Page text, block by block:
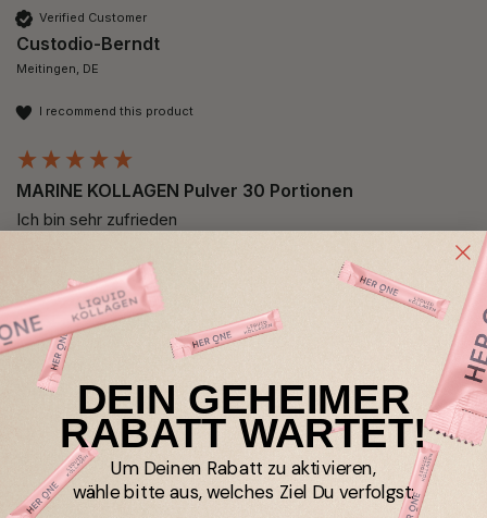
Verified Customer
Custodio-Berndt
Meitingen, DE
I recommend this product
MARINE KOLLAGEN Pulver 30 Portionen
Ich bin sehr zufrieden
Verified Customer
Ingrid
Karlsruhe, DE
I recommend this product
DEIN GEHEIMER
RABATT WARTET!
Um Deinen Rabatt zu aktivieren,
wähle bitte aus, welches Ziel Du verfolgst: